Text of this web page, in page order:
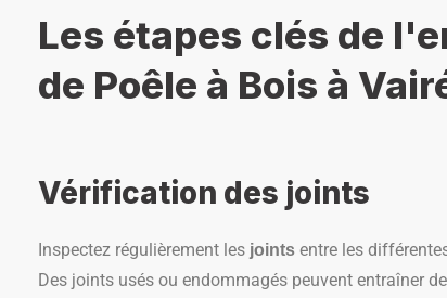
Les étapes clés de
de Poêle à Bois à
Vérification des joints
Inspectez régulièrement les joints entre les
Des joints usés ou endommagés peuvent entraîner